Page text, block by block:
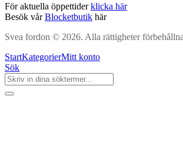
För aktuella öppettiderklicka här
Besök vårBlocketbutik här
Svea fordon © 2026. Alla rättigheter
StartKategorierMitt konto
Sök